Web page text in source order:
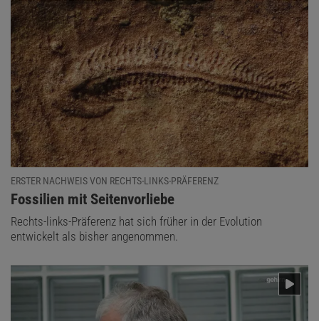
ERSTER NACHWEIS VON RECHTS-LINKS-PRÄFERENZ
:
Fossilien mit Seitenvorliebe
Rechts-links-Präferenz hat sich früher in der Evolution
entwickelt als bisher angenommen.